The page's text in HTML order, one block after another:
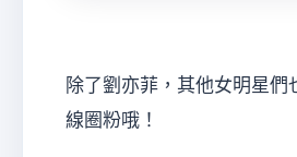
除了劉亦菲，其他女明星們
線圈粉哦！